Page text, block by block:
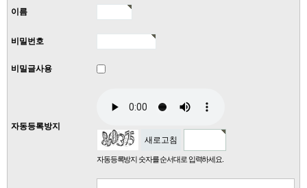
이름
비밀번호
비밀글사용
자동등록방지
새로고침
자동등록방지 숫자를 순서대로 입력하세요.